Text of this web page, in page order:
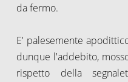
da fermo.
E' palesemente
dunque l'addebito,
rispetto della